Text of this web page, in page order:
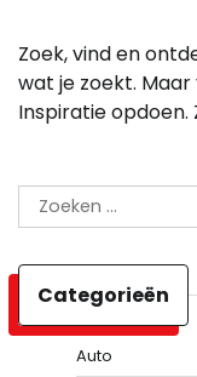
Zoek, vind en
wat je zoekt.
Inspiratie opdoen.
Zoeken
naar:
Categorieën
Auto